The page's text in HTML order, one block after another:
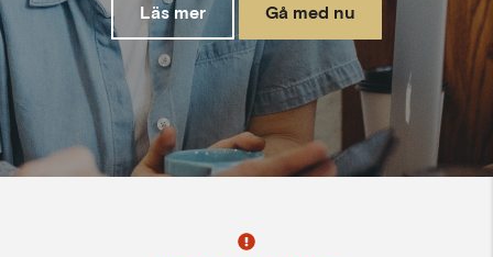
Läs mer Gå med nu